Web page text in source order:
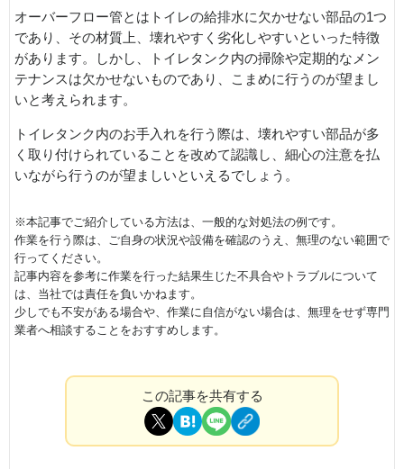
オーバーフロー管とはトイレの給排水に欠かせない部品の1つ
であり、その材質上、壊れやすく劣化しやすいといった特徴
があります。しかし、トイレタンク内の掃除や定期的なメン
テナンスは欠かせないものであり、こまめに行うのが望まし
いと考えられます。
トイレタンク内のお手入れを行う際は、壊れやすい部品が多
く取り付けられていることを改めて認識し、細心の注意を払
いながら行うのが望ましいといえるでしょう。
※本記事でご紹介している方法は、一般的な対処法の例です。
作業を行う際は、ご自身の状況や設備を確認のうえ、無理のない範囲で
行ってください。
記事内容を参考に作業を行った結果生じた不具合やトラブルについて
は、当社では責任を負いかねます。
少しでも不安がある場合や、作業に自信がない場合は、無理をせず専門
業者へ相談することをおすすめします。
この記事を共有する